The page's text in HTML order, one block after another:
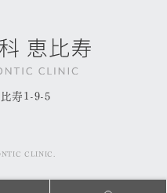
寿1-9-5
CLINIC.